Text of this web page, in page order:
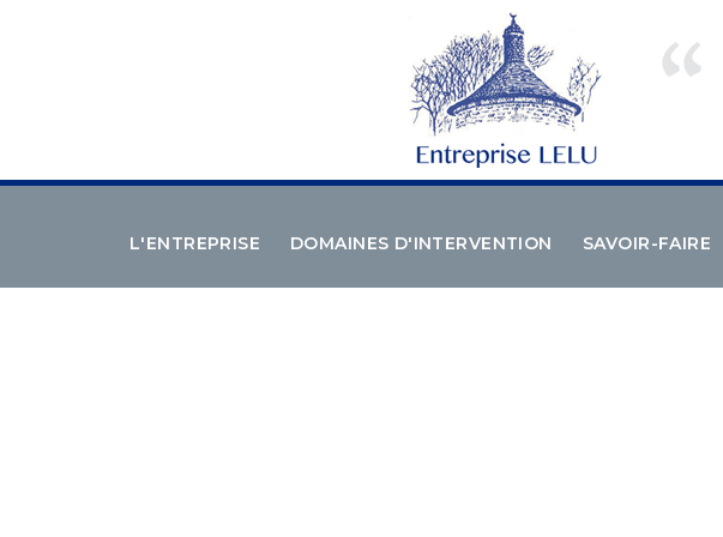
L'ENTREPRISE DOMAINES D'INTERVENTION SAVOIR-FAIRE